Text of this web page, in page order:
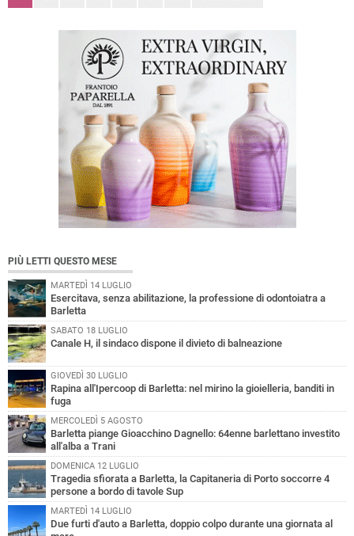
PIÙ LETTI QUESTO MESE
MARTEDÌ 14 LUGLIO
Esercitava, senza abilitazione, la professione di odontoiatra a
Barletta
SABATO 18 LUGLIO
Canale H, il sindaco dispone il divieto di balneazione
GIOVEDÌ 30 LUGLIO
Rapina all'Ipercoop di Barletta: nel mirino la gioielleria, banditi in
fuga
MERCOLEDÌ 5 AGOSTO
Barletta piange Gioacchino Dagnello: 64enne barlettano investito
all'alba a Trani
DOMENICA 12 LUGLIO
Tragedia sfiorata a Barletta, la Capitaneria di Porto soccorre 4
persone a bordo di tavole Sup
MARTEDÌ 14 LUGLIO
Due furti d'auto a Barletta, doppio colpo durante una giornata al